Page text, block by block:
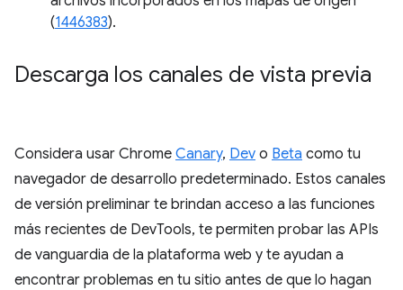
(1446383).
Descarga los canales de vista previa
Considera usar Chrome Canary, Dev o Beta como tu
navegador de desarrollo predeterminado. Estos canales
de versión preliminar te brindan acceso a las funciones
más recientes de DevTools, te permiten probar las APIs
de vanguardia de la plataforma web y te ayudan a
encontrar problemas en tu sitio antes de que lo hagan